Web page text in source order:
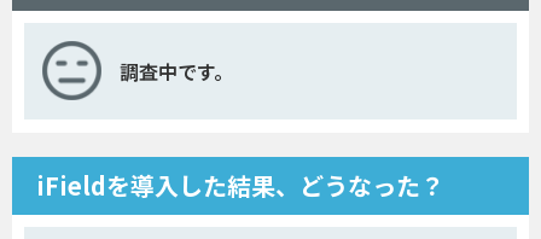
調査中です。
iFieldを導入した結果、どうなった？